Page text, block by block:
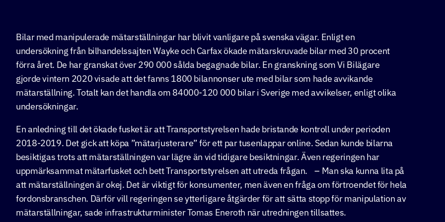
Bilar med manipulerade mätarställningar har blivit vanligare på svenska vägar. Enligt en
undersökning från bilhandelssajten Wayke och Carfax ökade mätarskruvade bilar med 30 procent
förra året. De har granskat över 290 000 sålda begagnade bilar. En granskning som Vi Bilägare
gjorde vintern 2020 visade att det fanns 1800 bilannonser ute med bilar som hade avvikande
mätarställning. Totalt kan det handla om 84000-120 000 bilar i Sverige med avvikelser, enligt olika
undersökningar.
En anledning till det ökade fusket är att Transportstyrelsen hade bristande kontroll under perioden
2018-2019. Det gick att köpa ”mätarjusterare” för ett par tusenlappar online. Sedan kunde bilarna
besiktigas trots att mätarställningen var lägre än vid tidigare besiktningar. Även regeringen har
uppmärksammat mätarfusket och bett Transportstyrelsen att utreda frågan. – Man ska kunna lita på
att mätarställningen är okej. Det är viktigt för konsumenter, men även en fråga om förtroendet för hela
fordonsbranschen. Därför vill regeringen se ytterligare åtgärder för att sätta stopp för manipulation av
mätarställningar, sade infrastrukturminister Tomas Eneroth när utredningen tillsattes.